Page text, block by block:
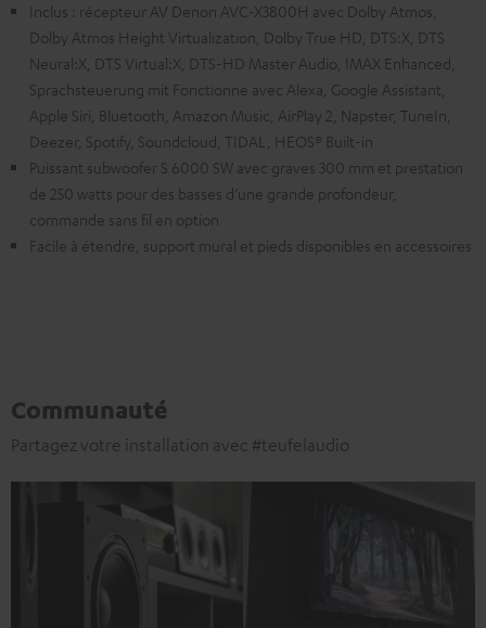
Inclus : récepteur AV Denon AVC-X3800H avec Dolby Atmos,
Dolby Atmos Height Virtualization, Dolby True HD, DTS:X, DTS
Neural:X, DTS Virtual:X, DTS-HD Master Audio, IMAX Enhanced,
Sprachsteuerung mit Fonctionne avec Alexa, Google Assistant,
Apple Siri, Bluetooth, Amazon Music, AirPlay 2, Napster, TuneIn,
Deezer, Spotify, Soundcloud, TIDAL, HEOS® Built-in
Puissant subwoofer S 6000 SW avec graves 300 mm et prestation
de 250 watts pour des basses d’une grande profondeur,
commande sans fil en option
Facile à étendre, support mural et pieds disponibles en accessoires
Communauté
Partagez votre installation avec #teufelaudio